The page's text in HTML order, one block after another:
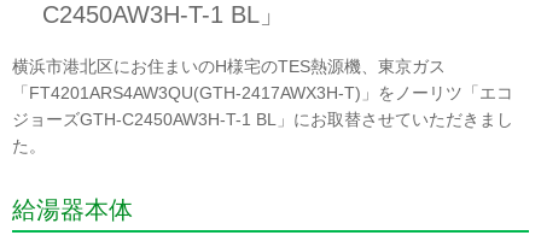
C2450AW3H-T-1 BL」
横浜市港北区にお住まいのH様宅のTES熱源機、東京ガス
「FT4201ARS4AW3QU(GTH-2417AWX3H-T)」をノーリツ「エコ
ジョーズGTH-C2450AW3H-T-1 BL」にお取替させていただきまし
た。
給湯器本体